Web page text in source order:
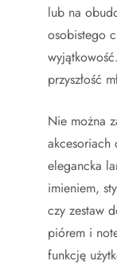
lub na
osobistego
przyszłość
Nie można
elegancka
imieniem,
czy zestaw
piórem i
funkcję